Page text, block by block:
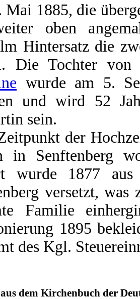
Mai 1885, die
oben
Hintersatz die
Die Tochter
wurde am 5.
und wird 52
sein.
der
in Senftenberg
wurde 1877 aus
versetzt,
Familie
1895
des Kgl.
dem Kirchenbuch der